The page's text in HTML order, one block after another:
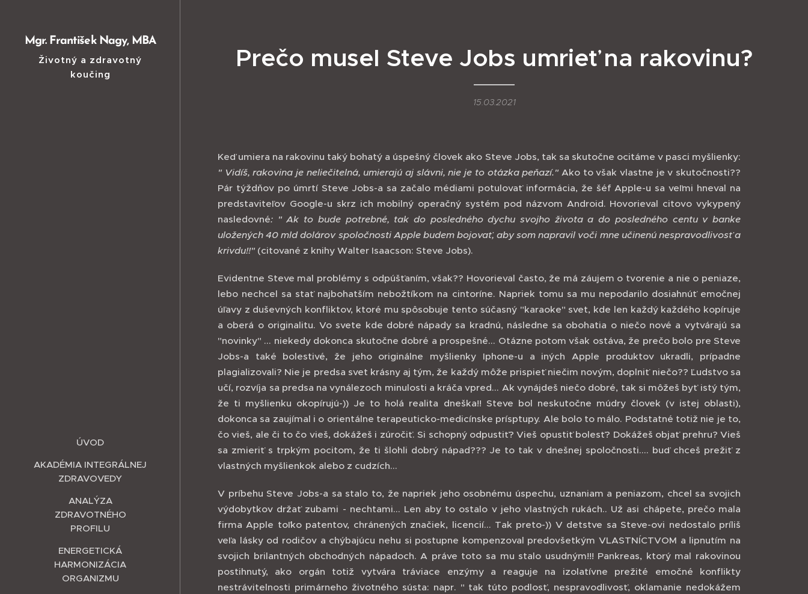
Mgr. František Nagy, MBA
Životný a zdravotný
koučing
ÚVOD
AKADÉMIA INTEGRÁLNEJ
ZDRAVOVEDY
ANALÝZA
ZDRAVOTNÉHO
PROFILU
ENERGETICKÁ
HARMONIZÁCIA
ORGANIZMU
Prečo musel Steve Jobs umrieť na rakovinu?
15.03.2021
Keď umiera na rakovinu taký bohatý a úspešný človek ako Steve Jobs, tak sa skutočne ocitáme v pasci myšlienky:
" Vidíš, rakovina je neliečitelná, umierajú aj slávni, nie je to otázka peňazí." Ako to však vlastne je v skutočnosti??
Pár týždňov po úmrtí Steve Jobs-a sa začalo médiami potulovať informácia, že šéf Apple-u sa veľmi hneval na
predstaviteľov Google-u skrz ich mobilný operačný systém pod názvom Android. Hovorieval citovo vykypený
nasledovné: " Ak to bude potrebné, tak do posledného dychu svojho života a do posledného centu v banke
uložených 40 mld dolárov spoločnosti Apple budem bojovať, aby som napravil voči mne učinenú nespravodlivosť a
krivdu!!" (citované z knihy Walter Isaacson: Steve Jobs).
Evidentne Steve mal problémy s odpúšťaním, však?? Hovorieval často, že má záujem o tvorenie a nie o peniaze,
lebo nechcel sa stať najbohatším nebožtíkom na cintoríne. Napriek tomu sa mu nepodarilo dosiahnúť emočnej
úľavy z duševných konfliktov, ktoré mu spôsobuje tento súčasný "karaoke" svet, kde len každý každého kopíruje
a oberá o originalitu. Vo svete kde dobré nápady sa kradnú, následne sa obohatia o niečo nové a vytvárajú sa
"novinky" ... niekedy dokonca skutočne dobré a prospešné... Otázne potom však ostáva, že prečo bolo pre Steve
Jobs-a také bolestivé, že jeho originálne myšlienky Iphone-u a iných Apple produktov ukradli, prípadne
plagializovali? Nie je predsa svet krásny aj tým, že každý môže prispieť niečim novým, doplniť niečo?? Ľudstvo sa
učí, rozvíja sa predsa na vynálezoch minulosti a kráča vpred... Ak vynájdeš niečo dobré, tak si môžeš byť istý tým,
že ti myšlienku okopírujú-)) Je to holá realita dneška!! Steve bol neskutočne múdry človek (v istej oblasti),
dokonca sa zaujímal i o orientálne terapeuticko-medicínske prísptupy. Ale bolo to málo. Podstatné totiž nie je to,
čo vieš, ale či to čo vieš, dokážeš i zúročiť. Si schopný odpustiť? Vieš opustiť bolesť? Dokážeš objať prehru? Vieš
sa zmieriť s trpkým pocitom, že ti šlohli dobrý nápad??? Je to tak v dnešnej spoločnosti.... buď chceš prežiť z
vlastných myšlienkok alebo z cudzích...
V príbehu Steve Jobs-a sa stalo to, že napriek jeho osobnému úspechu, uznaniam a peniazom, chcel sa svojich
výdobytkov držať zubami - nechtami... Len aby to ostalo v jeho vlastných rukách.. Už asi chápete, prečo mala
firma Apple toľko patentov, chránených značiek, licencií... Tak preto-)) V detstve sa Steve-ovi nedostalo príliš
veľa lásky od rodičov a chýbajúcu nehu si postupne kompenzoval predovšetkým VLASTNÍCTVOM a lipnutím na
svojich brilantných obchodných nápadoch. A práve toto sa mu stalo usudným!!! Pankreas, ktorý mal rakovinou
postihnutý, ako orgán totiž vytvára tráviace enzýmy a reaguje na izolatívne prežité emočné konflikty
nestrávitelnosti primárneho životného sústa: napr. " tak túto podlosť, nespravodlivosť, oklamanie nedokážem